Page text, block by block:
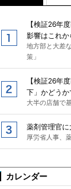
【検証26年
影響はこれか
地方部と大差
策」
【検証26年
下」かどうか
大半の店舗で
薬剤管理官
厚労省人事、
カレンダー